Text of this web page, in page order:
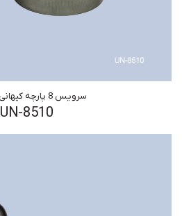
سرویس 8 پارچه کیهانی دیاموند
UN-8510